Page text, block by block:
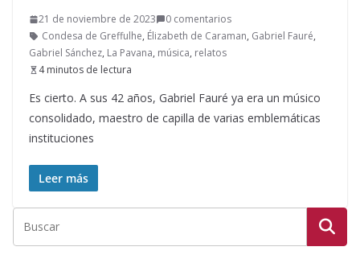
21 de noviembre de 2023
0 comentarios
Condesa de Greffulhe, Élizabeth de Caraman, Gabriel Fauré,
Gabriel Sánchez, La Pavana, música, relatos
4 minutos de lectura
Es cierto. A sus 42 años, Gabriel Fauré ya era un músico
consolidado, maestro de capilla de varias emblemáticas
instituciones
Leer más